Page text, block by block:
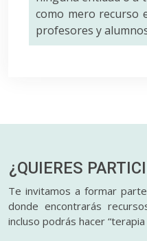
como mero recurso
profesores y
¿QUIERES
Te invitamos a formar
donde encontrarás
incluso podrás hacer “terapia